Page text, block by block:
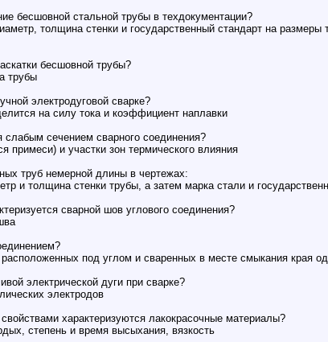
бесшовной стальной трубы в техдокументации?
толщина стенки и государственный стандарт на
бесшовной трубы?
трубы
электродуговой сварке?
на силу тока и коэффициент наплавки
слабым сечением сварного соединения?
примеси) и участки зон термического влияния
труб немерной длины в чертежах:
и толщина стенки трубы, а затем марка стали и
сварной шов углового соединения?
под углом и сваренных в месте смыкания края
электрической дуги при сварке?
электродов
характеризуются лакокрасочные материалы?
степень и время высыхания, вязкость